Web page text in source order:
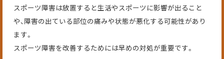
スポーツ障害は放置すると生活やスポーツに影響が出ること
や、障害の出ている部位の痛みや状態が悪化する可能性があり
ます。
スポーツ障害を改善するためには早めの対処が重要です。